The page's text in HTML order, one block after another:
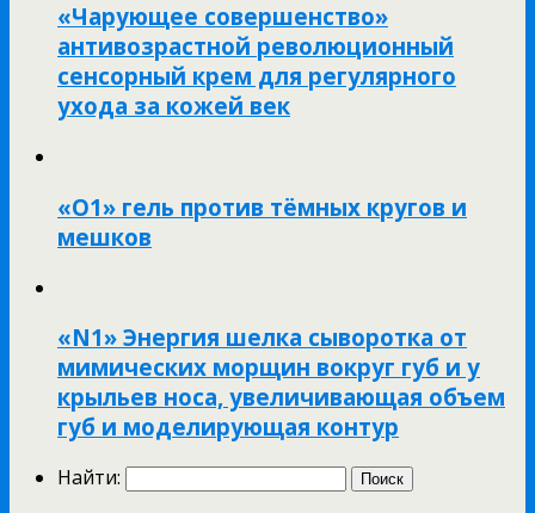
«Чарующее совершенство»
антивозрастной революционный
сенсорный крем для регулярного
ухода за кожей век
«O1» гель против тёмных кругов и
мешков
«N1» Энергия шелка сыворотка от
мимических морщин вокруг губ и у
крыльев носа, увеличивающая объем
губ и моделирующая контур
Найти: